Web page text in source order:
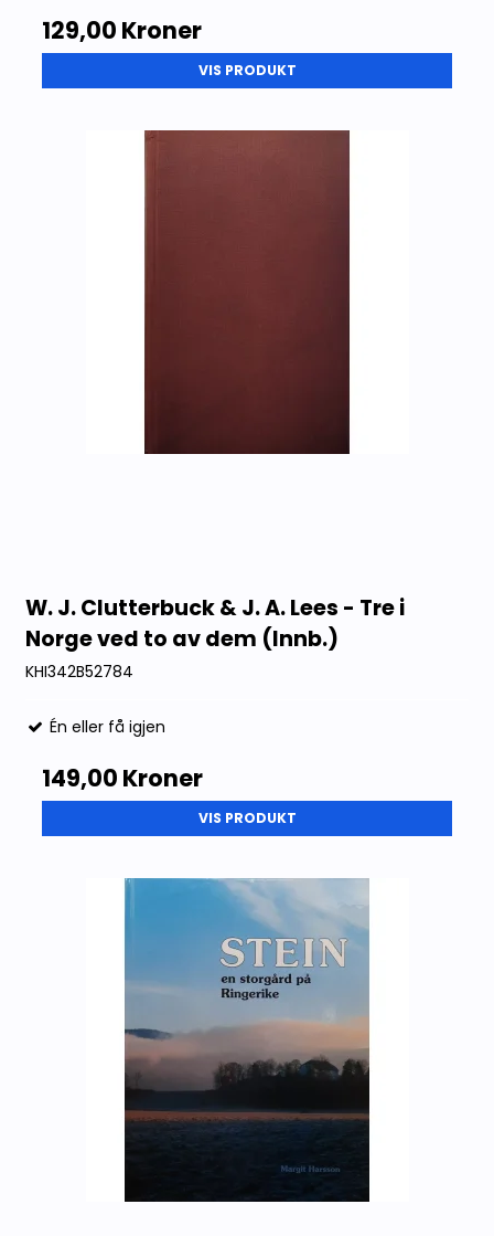
129,00 Kroner
VIS PRODUKT
W. J. Clutterbuck & J. A. Lees - Tre i
Norge ved to av dem (Innb.)
KHI342B52784
Én eller få igjen
149,00 Kroner
VIS PRODUKT